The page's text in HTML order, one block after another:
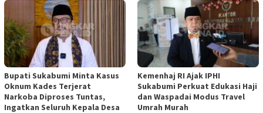
Bupati Sukabumi Minta Kasus
Oknum Kades Terjerat
Narkoba Diproses Tuntas,
Ingatkan Seluruh Kepala Desa
Kemenhaj RI Ajak IPHI
Sukabumi Perkuat Edukasi Haji
dan Waspadai Modus Travel
Umrah Murah